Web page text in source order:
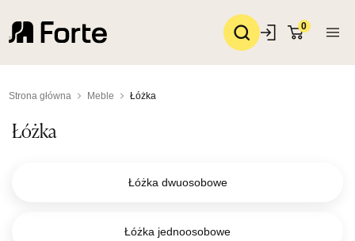
0
Strona główna Meble Łóżka
Łóżka
Łóżka dwuosobowe
Łóżka jednoosobowe